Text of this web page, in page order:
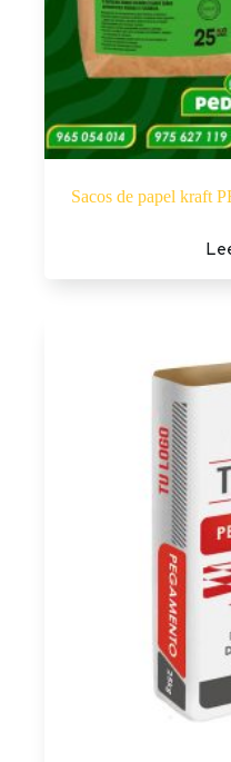
Sacos de papel kraft